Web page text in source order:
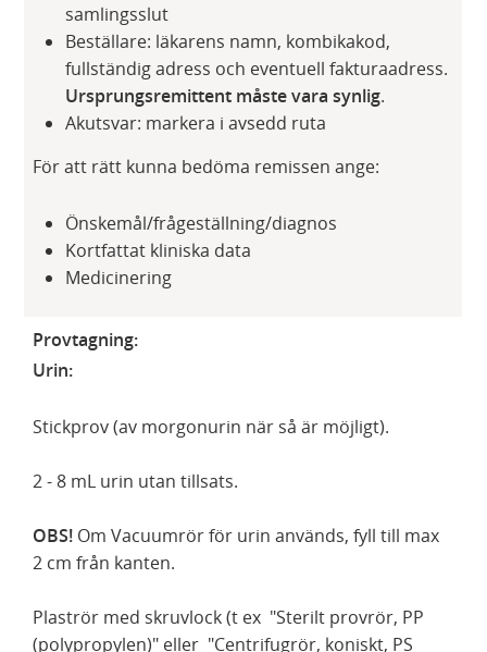
samlingsslut
Beställare: läkarens namn, kombikakod,
fullständig adress och eventuell fakturaadress.
Ursprungsremittent måste vara synlig.
Akutsvar: markera i avsedd ruta
För att rätt kunna bedöma remissen ange:
Önskemål/frågeställning/diagnos
Kortfattat kliniska data
Medicinering
Provtagning:
Urin:
Stickprov (av morgonurin när så är möjligt).
2 - 8 mL urin utan tillsats.
OBS! Om Vacuumrör för urin används, fyll till max
2 cm från kanten.
Plaströr med skruvlock (t ex "Sterilt provrör, PP
(polypropylen)" eller "Centrifugrör, koniskt, PS